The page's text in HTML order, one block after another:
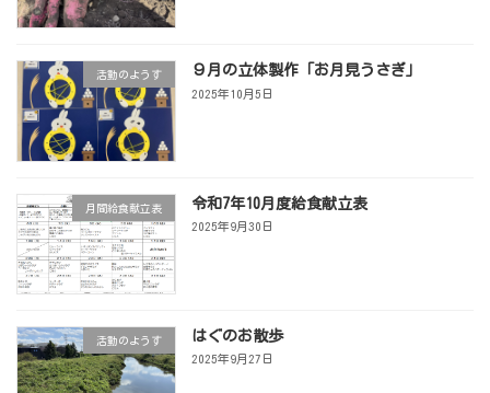
活動のようす ９月の立体製作「お月見うさぎ」
2025年10月5日
月間給食献立表 令和7年10月度給食献立表
2025年9月30日
活動のようす はぐのお散歩
2025年9月27日